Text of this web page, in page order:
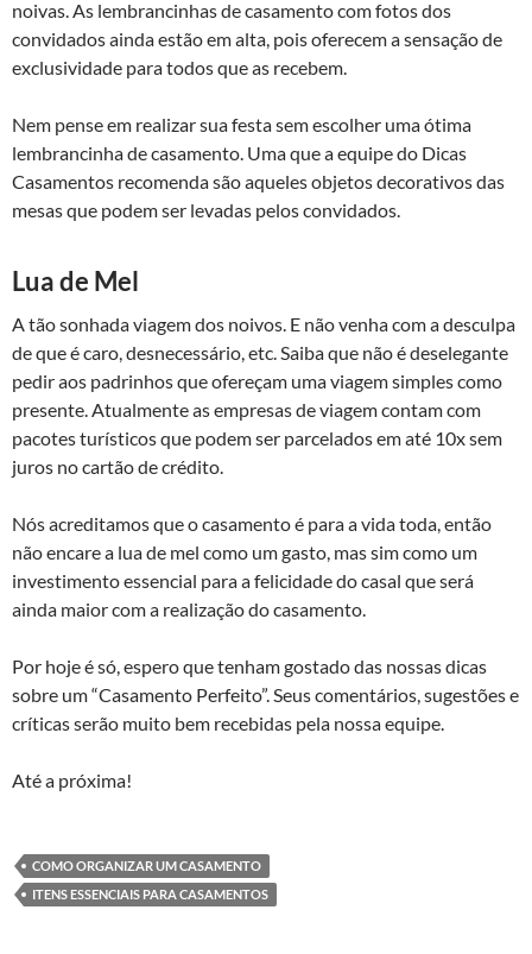
noivas. As lembrancinhas de casamento com fotos dos
convidados ainda estão em alta, pois oferecem a sensação de
exclusividade para todos que as recebem.
Nem pense em realizar sua festa sem escolher uma ótima
lembrancinha de casamento. Uma que a equipe do Dicas
Casamentos recomenda são aqueles objetos decorativos das
mesas que podem ser levadas pelos convidados.
Lua de Mel
A tão sonhada viagem dos noivos. E não venha com a desculpa
de que é caro, desnecessário, etc. Saiba que não é deselegante
pedir aos padrinhos que ofereçam uma viagem simples como
presente. Atualmente as empresas de viagem contam com
pacotes turísticos que podem ser parcelados em até 10x sem
juros no cartão de crédito.
Nós acreditamos que o casamento é para a vida toda, então
não encare a lua de mel como um gasto, mas sim como um
investimento essencial para a felicidade do casal que será
ainda maior com a realização do casamento.
Por hoje é só, espero que tenham gostado das nossas dicas
sobre um “Casamento Perfeito”. Seus comentários, sugestões e
críticas serão muito bem recebidas pela nossa equipe.
Até a próxima!
COMO ORGANIZAR UM CASAMENTO
ITENS ESSENCIAIS PARA CASAMENTOS